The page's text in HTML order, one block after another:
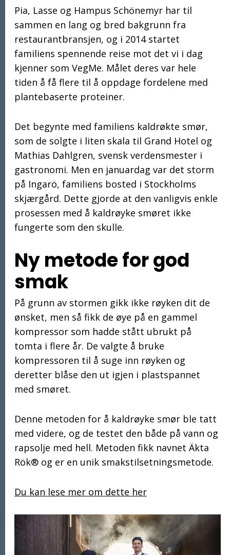
Pia, Lasse og Hampus Schönemyr har til
sammen en lang og bred bakgrunn fra
restaurantbransjen, og i 2014 startet
familiens spennende reise mot det vi i dag
kjenner som VegMe. Målet deres var hele
tiden å få flere til å oppdage fordelene med
plantebaserte proteiner.
Det begynte med familiens kaldrøkte smør,
som de solgte i liten skala til Grand Hotel og
Mathias Dahlgren, svensk verdensmester i
gastronomi. Men en januardag var det storm
på Ingarö, familiens bosted i Stockholms
skjærgård. Dette gjorde at den vanligvis enkle
prosessen med å kaldrøyke smøret ikke
fungerte som den skulle.
Ny metode for god
smak
På grunn av stormen gikk ikke røyken dit de
ønsket, men så fikk de øye på en gammel
kompressor som hadde stått ubrukt på
tomta i flere år. De valgte å bruke
kompressoren til å suge inn røyken og
deretter blåse den ut igjen i plastspannet
med smøret.
Denne metoden for å kaldrøyke smør ble tatt
med videre, og de testet den både på vann og
rapsolje med hell. Metoden fikk navnet Äkta
Rök® og er en unik smakstilsetningsmetode.
Du kan lese mer om dette her